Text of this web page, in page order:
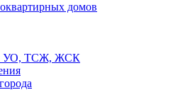
домов
УО, ТСЖ, ЖСК